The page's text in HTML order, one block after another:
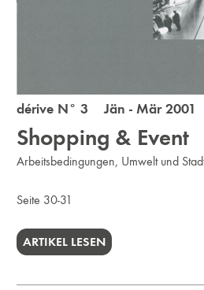
dérive N° 3 Jän - Mär 2001
Shopping & Event
Arbeitsbedingungen, Umwelt und
Seite 30-31
ARTIKEL LESEN